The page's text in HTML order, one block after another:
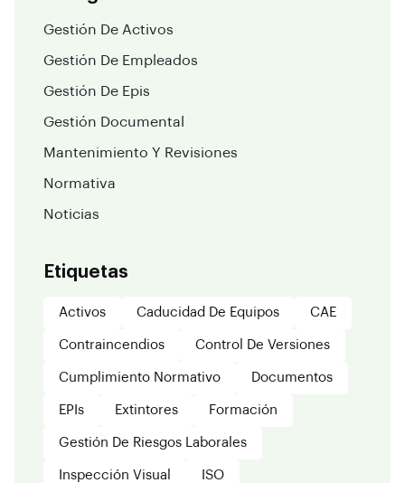
Gestión De Activos
Gestión De Empleados
Gestión De Epis
Gestión Documental
Mantenimiento Y Revisiones
Normativa
Noticias
Etiquetas
Activos Caducidad De Equipos CAE
Contraincendios Control De Versiones
Cumplimiento Normativo Documentos
EPIs Extintores Formación
Gestión De Riesgos Laborales
Inspección Visual ISO